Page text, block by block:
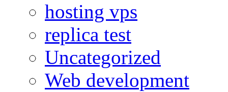
hosting vps
replica test
Uncategorized
Web development